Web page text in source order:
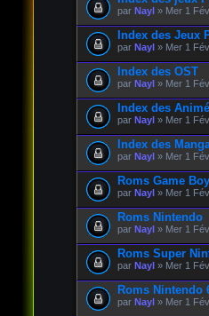
par Nayl» Mer 1
Index des Jeux
par Nayl» Mer 1
Index des OST
par Nayl» Mer 1
Index des
par Nayl» Mer 1
Index des
par Nayl» Mer 1
Roms Game
par Nayl» Mer 1
Roms Nintendo
par Nayl» Mer 1
Roms Super
par Nayl» Mer 1
Roms Nintendo
par Nayl» Mer 1